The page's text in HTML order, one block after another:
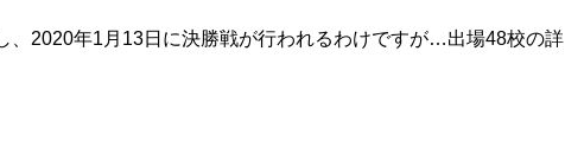
、2020年1月13日に決勝戦が行われるわけですが…出場48校の詳